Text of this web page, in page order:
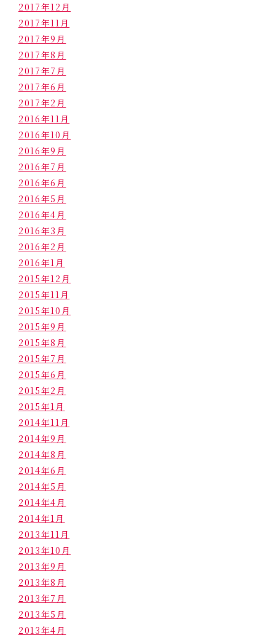
2017年12月
2017年11月
2017年9月
2017年8月
2017年7月
2017年6月
2017年2月
2016年11月
2016年10月
2016年9月
2016年7月
2016年6月
2016年5月
2016年4月
2016年3月
2016年2月
2016年1月
2015年12月
2015年11月
2015年10月
2015年9月
2015年8月
2015年7月
2015年6月
2015年2月
2015年1月
2014年11月
2014年9月
2014年8月
2014年6月
2014年5月
2014年4月
2014年1月
2013年11月
2013年10月
2013年9月
2013年8月
2013年7月
2013年5月
2013年4月